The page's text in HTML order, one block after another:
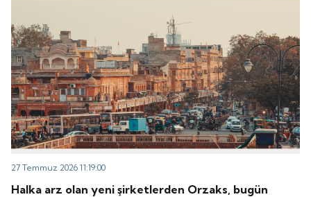
27 Temmuz 2026 11:19:00
Halka arz olan yeni şirketlerden Orzaks, bugün